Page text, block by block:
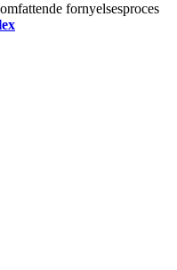
fornyelsesproces